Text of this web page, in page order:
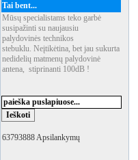
Tai bent...
Mūsų specialistams teko garbė
susipažinti su naujausiu
palydovinės technikos
stebuklu. Neįtikėtina, bet jau sukurta
nedidelių matmenų palydovinė
antena, stiprinanti 100dB !
63793888 Apsilankymų